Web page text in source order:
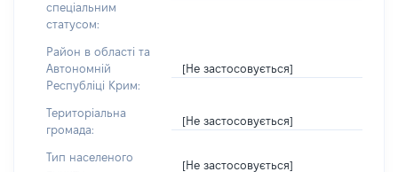
спеціальним
статусом:
Район в області та
Автономній
Республіці Крим:
[Не застосовується]
Територіальна
громада:
[Не застосовується]
Тип населеного
[Не застосовується]